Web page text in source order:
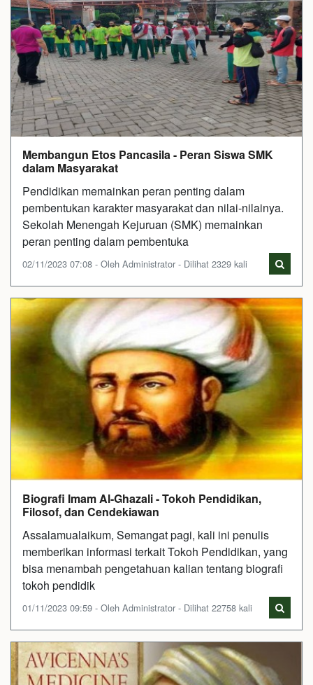
Membangun Etos Pancasila - Peran Siswa SMK
dalam Masyarakat
Pendidikan memainkan peran penting dalam
pembentukan karakter masyarakat dan nilai-nilainya.
Sekolah Menengah Kejuruan (SMK) memainkan
peran penting dalam pembentuka
02/11/2023 07:08 - Oleh Administrator - Dilihat 2329 kali
Biografi Imam Al-Ghazali - Tokoh Pendidikan,
Filosof, dan Cendekiawan
Assalamualaikum, Semangat pagi, kali ini penulis
memberikan informasi terkait Tokoh Pendidikan, yang
bisa menambah pengetahuan kalian tentang biografi
tokoh pendidik
01/11/2023 09:59 - Oleh Administrator - Dilihat 22758 kali